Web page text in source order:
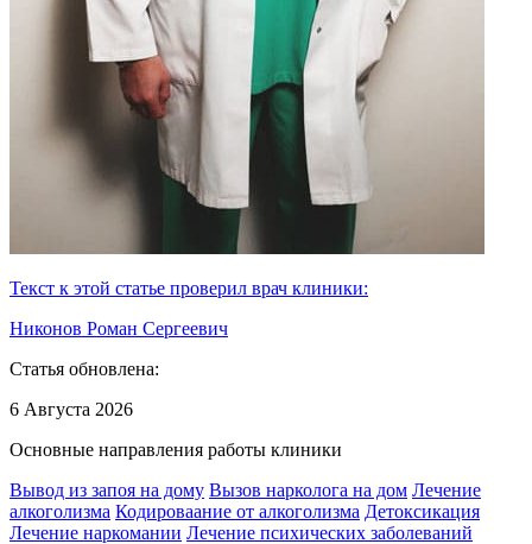
Текст к этой статье проверил врач клиники:
Никонов Роман Сергеевич
Статья обновлена:
6 Августа 2026
Основные направления работы клиники
Вывод из запоя на дому Вызов нарколога на дом Лечение
алкоголизма Кодироваание от алкоголизма Детоксикация
Лечение наркомании Лечение психических заболеваний